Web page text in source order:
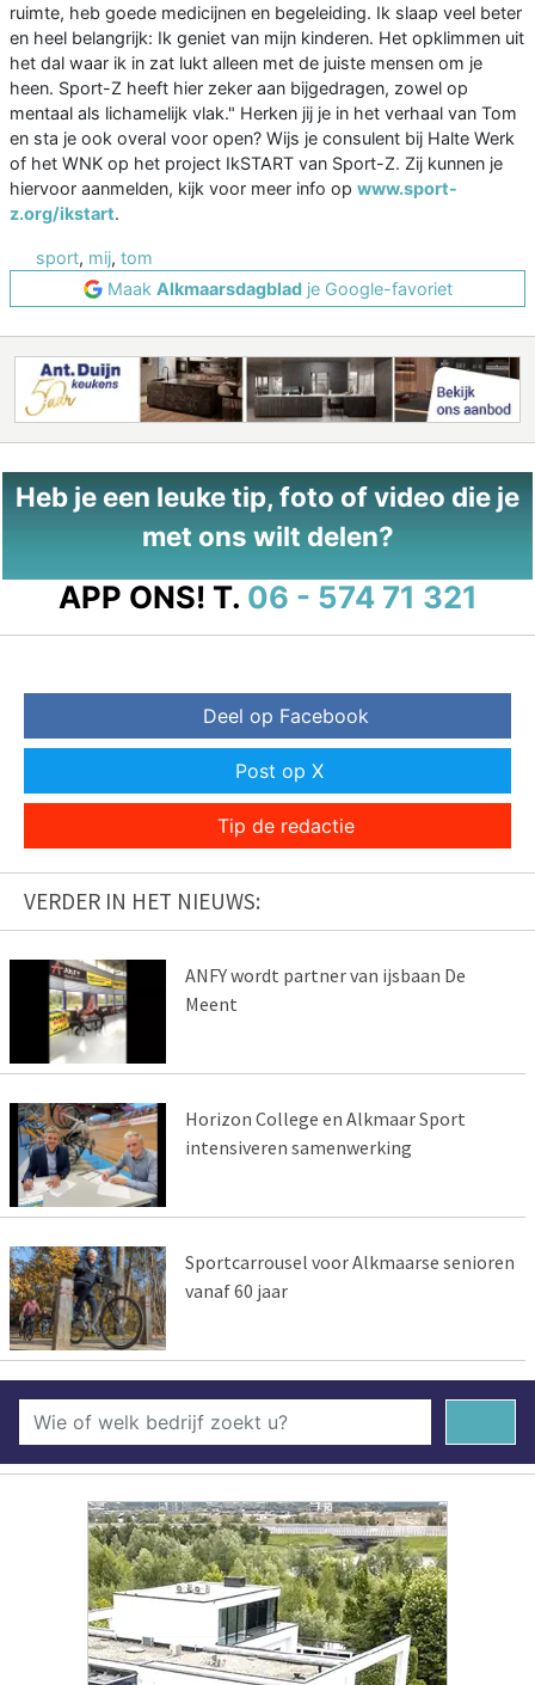
ruimte, heb goede medicijnen en begeleiding. Ik slaap veel beter
en heel belangrijk: Ik geniet van mijn kinderen. Het opklimmen uit
het dal waar ik in zat lukt alleen met de juiste mensen om je
heen. Sport-Z heeft hier zeker aan bijgedragen, zowel op
mentaal als lichamelijk vlak." Herken jij je in het verhaal van Tom
en sta je ook overal voor open? Wijs je consulent bij Halte Werk
of het WNK op het project IkSTART van Sport-Z. Zij kunnen je
hiervoor aanmelden, kijk voor meer info op www.sport-
z.org/ikstart.
sport, mij, tom
Maak Alkmaarsdagbladje Google-favoriet
Heb je een leuke tip, foto of video die je
met ons wilt delen?
APP ONS! T. 06 - 574 71 321
Deel op Facebook
Post op X
Tip de redactie
VERDER IN HET NIEUWS:
ANFY wordt partner van ijsbaan De
Meent
Horizon College en Alkmaar Sport
intensiveren samenwerking
Sportcarrousel voor Alkmaarse senioren
vanaf 60 jaar